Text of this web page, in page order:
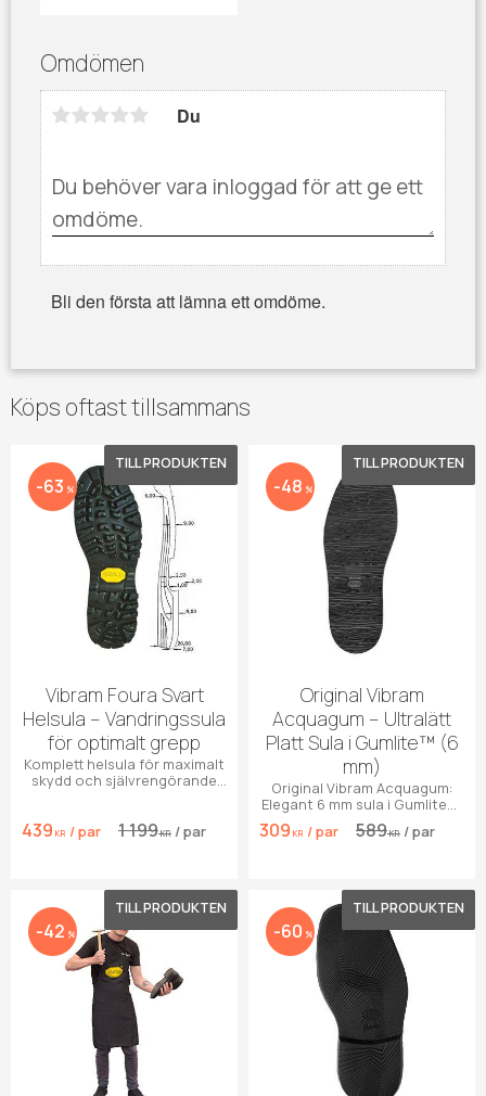
Omdömen
Du
Bli den första att lämna ett omdöme.
Köps oftast tillsammans
Vibram Foura Svart
Helsula – Vandringssula
för optimalt grepp
Komplett helsula för maximalt
skydd och självrengörande
komfort och säkerhet i varje
439 KR /par 1 199KR /par
63 % Lägg till i favoriter
Original Vibram
Acquagum – Ultralätt
Platt Sula i Gumlite™ (6
mm)
Original Vibram Acquagum:
Elegant 6 mm sula i Gumlite™.
Perfekt balans mellan
dämpning & lätthet.
309 KR /par 589KR /par
48 %
42 % Lägg till i favoriter
60 %